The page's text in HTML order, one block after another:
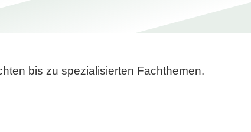
bis zu spezialisierten Fachthemen.